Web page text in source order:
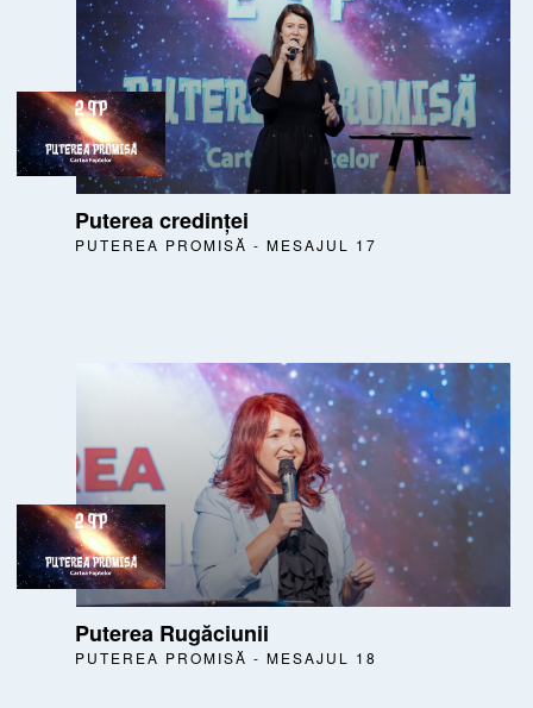
Puterea credinței
PUTEREA PROMISĂ - MESAJUL 17
Puterea Rugăciunii
PUTEREA PROMISĂ - MESAJUL 18